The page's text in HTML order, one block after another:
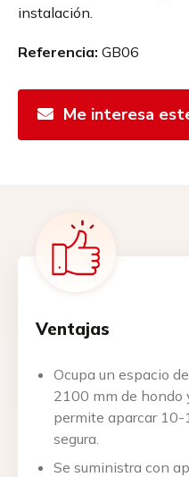
instalación.
Referencia: GB06
Me interesa
Ventajas
Ocupa un espacio de
2100 mm de hondo
permite aparcar
segura.
Se suministra con